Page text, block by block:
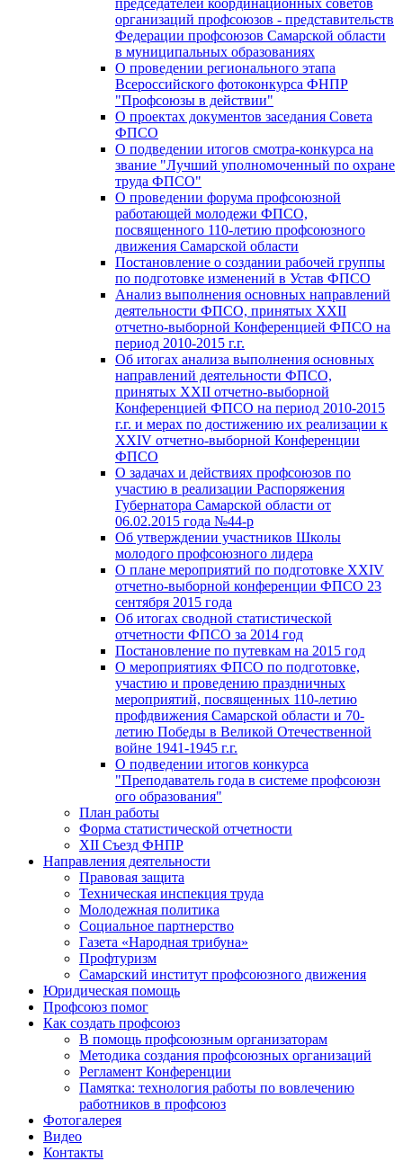
организаций профсоюзов - представительств
Федерации профсоюзов Самарской области
в муниципальных образованиях
О проведении регионального этапа
Всероссийского фотоконкурса ФНПР
"Профсоюзы в действии"
О проектах документов заседания Совета
ФПСО
О подведении итогов смотра-конкурса на
звание "Лучший уполномоченный по охране
труда ФПСО"
О проведении форума профсоюзной
работающей молодежи ФПСО,
посвященного 110-летию профсоюзного
движения Самарской области
Постановление о создании рабочей группы
по подготовке изменений в Устав ФПСО
Анализ выполнения основных направлений
деятельности ФПСО, принятых XXII
отчетно-выборной Конференцией ФПСО на
период 2010-2015 г.г.
Об итогах анализа выполнения основных
направлений деятельности ФПСО,
принятых XXII отчетно-выборной
Конференцией ФПСО на период 2010-2015
г.г. и мерах по достижению их реализации к
XXIV отчетно-выборной Конференции
ФПСО
О задачах и действиях профсоюзов по
участию в реализации Распоряжения
Губернатора Самарской области от
06.02.2015 года №44-р
Об утверждении участников Школы
молодого профсоюзного лидера
О плане мероприятий по подготовке XXIV
отчетно-выборной конференции ФПСО 23
сентября 2015 года
Об итогах сводной статистической
отчетности ФПСО за 2014 год
Постановление по путевкам на 2015 год
О мероприятиях ФПСО по подготовке,
участию и проведению праздничных
мероприятий, посвященных 110-летию
профдвижения Самарской области и 70-
летию Победы в Великой Отечественной
войне 1941-1945 г.г.
О подведении итогов конкурса
"Преподаватель года в системе профсоюзн
ого образования"
План работы
Форма статистической отчетности
XII Съезд ФНПР
Направления деятельности
Правовая защита
Техническая инспекция труда
Молодежная политика
Социальное партнерство
Газета «Народная трибуна»
Профтуризм
Самарский институт профсоюзного движения
Юридическая помощь
Профсоюз помог
Как создать профсоюз
В помощь профсоюзным организаторам
Методика создания профсоюзных организаций
Регламент Конференции
Памятка: технология работы по вовлечению
работников в профсоюз
Фотогалерея
Видео
Контакты